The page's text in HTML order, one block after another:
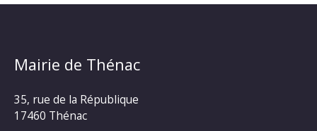
Mairie de Thénac
35, rue de la République
17460 Thénac